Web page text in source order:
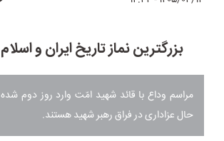
بزرگترین نماز تاریخ ایران و
مراسم وداع با قائد شهید امّت وارد روز دوم
حال عزاداری در فراق رهبر شهید هستند.